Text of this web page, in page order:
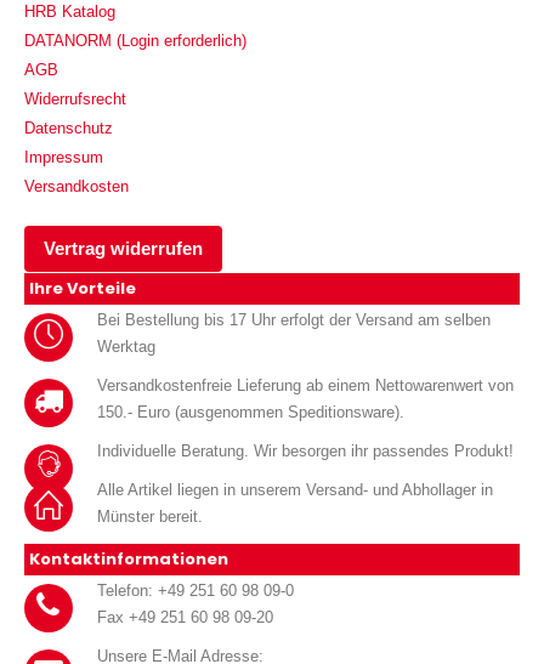
HRB Katalog
DATANORM (Login erforderlich)
AGB
Widerrufsrecht
Datenschutz
Impressum
Versandkosten
Vertrag widerrufen
Ihre Vorteile
Bei Bestellung bis 17 Uhr erfolgt der Versand am selben
Werktag
Versandkostenfreie Lieferung ab einem Nettowarenwert von
150.- Euro (ausgenommen Speditionsware).
Individuelle Beratung. Wir besorgen ihr passendes Produkt!
Alle Artikel liegen in unserem Versand- und Abhollager in
Münster bereit.
Kontaktinformationen
Telefon: +49 251 60 98 09-0
Fax +49 251 60 98 09-20
Unsere E-Mail Adresse: